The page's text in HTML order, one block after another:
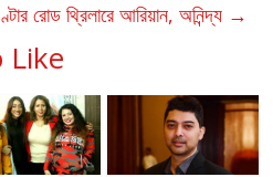
রোড থ্রিলারে আরিয়ান, অনিন্দ্য →
Like